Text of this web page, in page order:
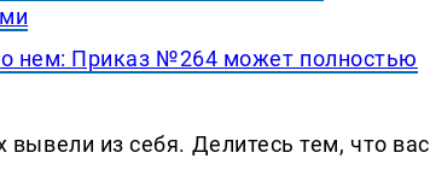
нем: Приказ №264 может полностью
из себя. Делитеcь тем, что вас